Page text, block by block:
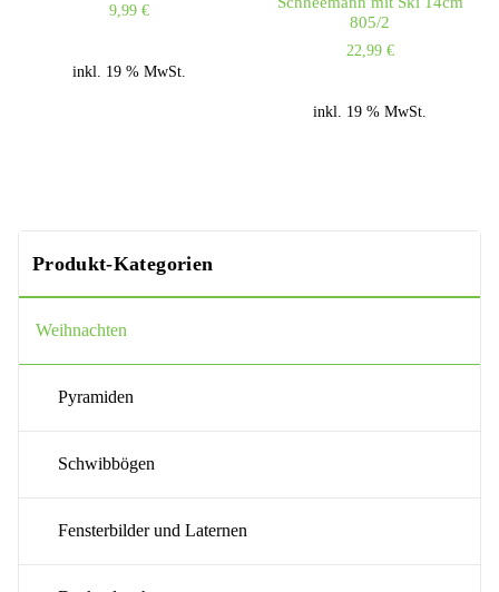
9,99 €
inkl. 19 % MwSt.
805/2
22,99 €
inkl. 19 % MwSt.
Produkt-Kategorien
Weihnachten
Pyramiden
Schwibbögen
Fensterbilder und Laternen